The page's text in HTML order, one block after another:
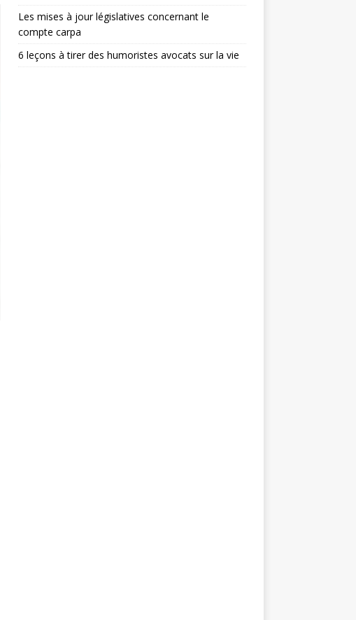
Les mises à jour législatives concernant le
compte carpa
6 leçons à tirer des humoristes avocats sur la vie